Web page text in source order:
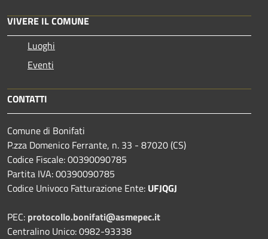
VIVERE IL COMUNE
Luoghi
Eventi
CONTATTI
Comune di Bonifati
P.zza Domenico Ferrante, n. 33 - 87020 (CS)
Codice Fiscale: 00390090785
Partita IVA: 00390090785
Codice Univoco Fatturazione Ente: UFJQGJ
PEC: protocollo.bonifati@asmepec.it
Centralino Unico: 0982-93338